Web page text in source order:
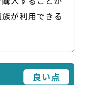
が利用できる
良い点